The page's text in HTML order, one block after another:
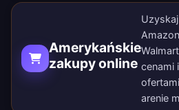
Amerykańskie
zakupy online cenami
arenie